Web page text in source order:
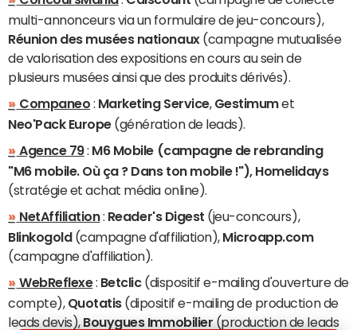
multi-annonceurs via un formulaire de jeu-concours),
Réunion des musées nationaux(campagne mutualisée
de valorisation des expositions en cours au sein de
plusieurs musées ainsi que des produits dérivés).
Companeo : Marketing Service, Gestimumet
Neo'Pack Europe(génération de leads).
Agence 79: M6 Mobile (campagne de rebranding
"M6 mobile. Où ça ? Dans ton mobile !"), Homelidays
(stratégie et achat média online).
NetAffiliation: Reader's Digest (jeu-concours),
Blinkogold (campagne d'affiliation), Microapp.com
(campagne d'affiliation).
WebReflexe: Betclic (dispositif e-mailing d'ouverture de
compte), Quotatis (dipositif e-mailing de production de
leads devis), Bouygues Immobilier (production de leads